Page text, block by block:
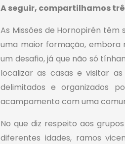
A seguir, compartilhamos
As Missões de Hornopirén
uma maior formação, embora
um desafio, já que não só
localizar as casas e visitar
delimitados e organizados
acampamento com uma
No que diz respeito aos
diferentes idades, ramos